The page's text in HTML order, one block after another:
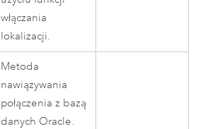
włączania
lokalizacji.
Metoda
nawiązywania
połączenia z bazą
danych Oracle.